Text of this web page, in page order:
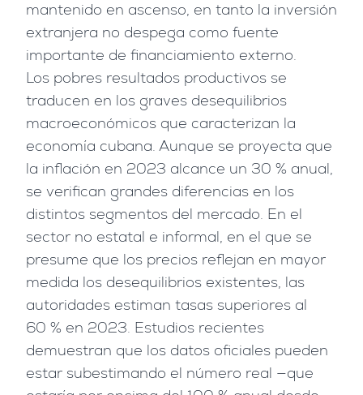
mantenido en ascenso, en tanto la inversión
extranjera no despega como fuente
importante de financiamiento externo.
Los pobres resultados productivos se
traducen en los graves desequilibrios
macroeconómicos que caracterizan la
economía cubana. Aunque se proyecta que
la inflación en 2023 alcance un 30 % anual,
se verifican grandes diferencias en los
distintos segmentos del mercado. En el
sector no estatal e informal, en el que se
presume que los precios reflejan en mayor
medida los desequilibrios existentes, las
autoridades estiman tasas superiores al
60 % en 2023. Estudios recientes
demuestran que los datos oficiales pueden
estar subestimando el número real —que